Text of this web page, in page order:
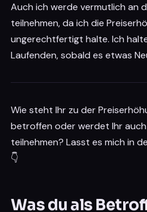
Auch ich werde vermutlich an
teilnehmen, da ich die
ungerechtfertigt halte. Ich
Laufenden, sobald es etwas
Wie steht Ihr zu der
betroffen oder werdet Ihr auch
teilnehmen? Lasst es mich in
👇
Was du als